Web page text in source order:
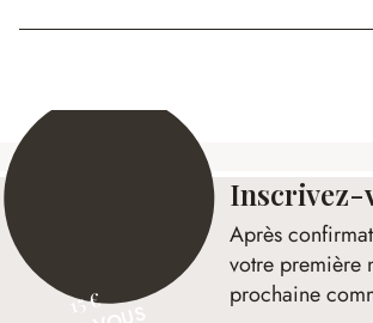
15 €
Inscrivez-
Après
votre première
prochaine